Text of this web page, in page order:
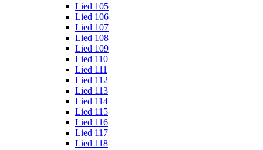
Lied 105
Lied 106
Lied 107
Lied 108
Lied 109
Lied 110
Lied 111
Lied 112
Lied 113
Lied 114
Lied 115
Lied 116
Lied 117
Lied 118